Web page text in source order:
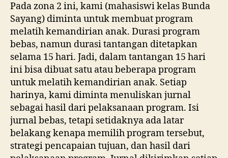
Pada zona 2 ini, kami (mahasiswi kelas Bunda
Sayang) diminta untuk membuat program
melatih kemandirian anak. Durasi program
bebas, namun durasi tantangan ditetapkan
selama 15 hari. Jadi, dalam tantangan 15 hari
ini bisa dibuat satu atau beberapa program
untuk melatih kemandirian anak. Setiap
harinya, kami diminta menuliskan jurnal
sebagai hasil dari pelaksanaan program. Isi
jurnal bebas, tetapi setidaknya ada latar
belakang kenapa memilih program tersebut,
strategi pencapaian tujuan, dan hasil dari